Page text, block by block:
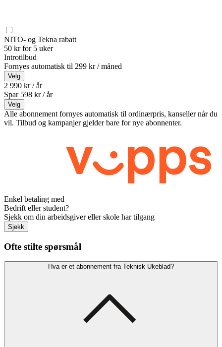
NITO- og Tekna rabatt
50 kr for 5 uker
Introtilbud
Fornyes automatisk til 299 kr / måned
Velg
2 990 kr / år
Spar 598 kr /år
Velg
Alle abonnement fornyes automatisk til ordinærpris, kanseller når du
vil. Tilbud og kampanjer gjelder bare for nye abonnenter.
Enkel betaling med
Bedrift eller student?
Sjekk om din arbeidsgiver eller skole har tilgang
Sjekk
Ofte stilte spørsmål
Hva er et abonnement fra Teknisk Ukeblad?